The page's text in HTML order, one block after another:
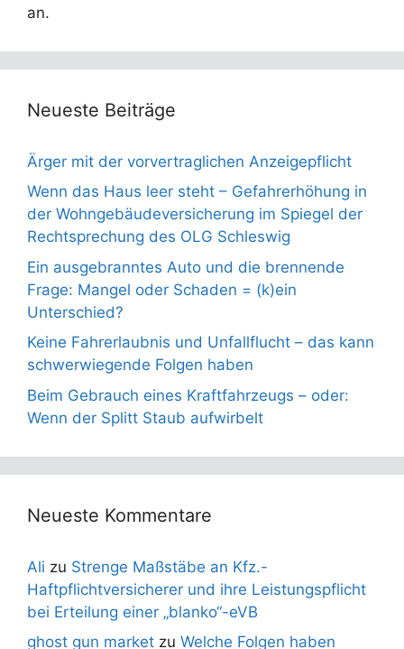
an.
Neueste Beiträge
Ärger mit der vorvertraglichen Anzeigepflicht
Wenn das Haus leer steht – Gefahrerhöhung in
der Wohngebäudeversicherung im Spiegel der
Rechtsprechung des OLG Schleswig
Ein ausgebranntes Auto und die brennende
Frage: Mangel oder Schaden = (k)ein
Unterschied?
Keine Fahrerlaubnis und Unfallflucht – das kann
schwerwiegende Folgen haben
Beim Gebrauch eines Kraftfahrzeugs – oder:
Wenn der Splitt Staub aufwirbelt
Neueste Kommentare
Ali zu Strenge Maßstäbe an Kfz.-
Haftpflichtversicherer und ihre Leistungspflicht
bei Erteilung einer „blanko“-eVB
ghost gun market zu Welche Folgen haben